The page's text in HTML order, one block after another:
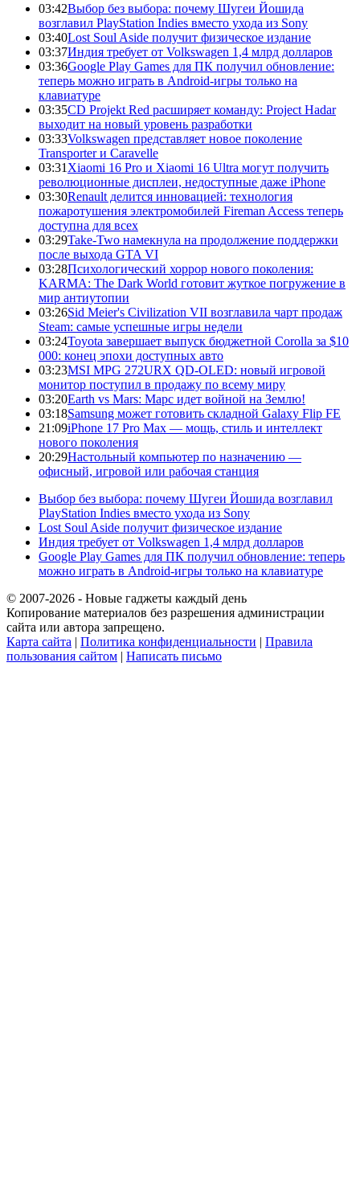
03:42Выбор без выбора: почему Шугеи Йошида
возглавил PlayStation Indies вместо ухода из Sony
03:40Lost Soul Aside получит физическое издание
03:37Индия требует от Volkswagen 1,4 млрд долларов
03:36Google Play Games для ПК получил обновление:
теперь можно играть в Android-игры только на
клавиатуре
03:35CD Projekt Red расширяет команду: Project Hadar
выходит на новый уровень разработки
03:33Volkswagen представляет новое поколение
Transporter и Caravelle
03:31 Xiaomi 16 Pro и Xiaomi 16 Ultra могут получить
революционные дисплеи, недоступные даже iPhone
03:30Renault делится инновацией: технология
пожаротушения электромобилей Fireman Access теперь
доступна для всех
03:29Take-Two намекнула на продолжение поддержки
после выхода GTA VI
03:28Психологический хоррор нового поколения:
KARMA: The Dark World готовит жуткое погружение в
мир антиутопии
03:26Sid Meier's Civilization VII возглавила чарт продаж
Steam: самые успешные игры недели
03:24Toyota завершает выпуск бюджетной Corolla за $10
000: конец эпохи доступных авто
03:23MSI MPG 272URX QD-OLED: новый игровой
монитор поступил в продажу по всему миру
03:20Earth vs Mars: Марс идет войной на Землю!
03:18Samsung может готовить складной Galaxy Flip FE
21:09iPhone 17 Pro Max — мощь, стиль и интеллект
нового поколения
20:29Настольный компьютер по назначению —
офисный, игровой или рабочая станция
Выбор без выбора: почему Шугеи Йошида возглавил
PlayStation Indies вместо ухода из Sony
Lost Soul Aside получит физическое издание
Индия требует от Volkswagen 1,4 млрд долларов
Google Play Games для ПК получил обновление: теперь
можно играть в Android-игры только на клавиатуре
© 2007-2026 - Новые гаджеты каждый день
Копирование материалов без разрешения администрации
сайта или автора запрещено.
Карта сайта | Политика конфиденциальности | Правила
пользования сайтом | Написать письмо